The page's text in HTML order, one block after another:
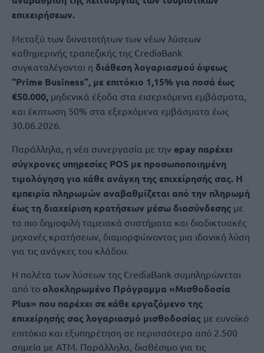
επιχειρήσεων.
Μεταξύ των δυνατοτήτων των νέων λύσεων
καθημερινής τραπεζικής της CrediaBank
συγκαταλέγονται η διάθεση λογαριασμού όψεως
“Prime Business”, με επιτόκιο 1,15% για ποσά έως
€50.000, μηδενικά έξοδα στα εισερχόμενα εμβάσματα,
και έκπτωση 50% στα εξερχόμενα εμβάσματα έως
30.06.2026.
Παράλληλα, η νέα συνεργασία με την epay παρέχει
σύγχρονες υπηρεσίες POS με προσωποποιημένη
τιμολόγηση για κάθε ανάγκη της επιχείρησής σας. Η
εμπειρία πληρωμών αναβαθμίζεται από την πληρωμή
έως τη διαχείριση κρατήσεων μέσω διασύνδεσης με
τα πιο δημοφιλή ταμειακά συστήματα και διαδικτυακές
μηχανές κρατήσεων, διαμορφώνοντας μια ιδανική λύση
για τις ανάγκες του κλάδου.
Η παλέτα των λύσεων της CrediaBank συμπληρώνεται
από το ολοκληρωμένο Πρόγραμμα «Μισθοδοσία
Plus» που παρέχει σε κάθε εργαζόμενο της
επιχείρησής σας λογαριασμό μισθοδοσίας με ευνοϊκό
επιτόκιο και εξυπηρέτηση σε περισσότερα από 2.500
σημεία με ΑΤΜ. Παράλληλα, διαθέσιμο για τις